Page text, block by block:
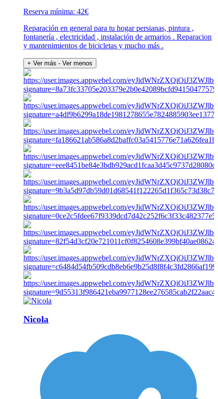
Reserva mínima: 42€
Reparación en general para tu hogar persianas, pintura ,
fontanería , electricidad , instalación de armarios . Reparacion
y mantenimientos de bicicletas y mucho más .
+ Ver más - Ver menos
Nicola